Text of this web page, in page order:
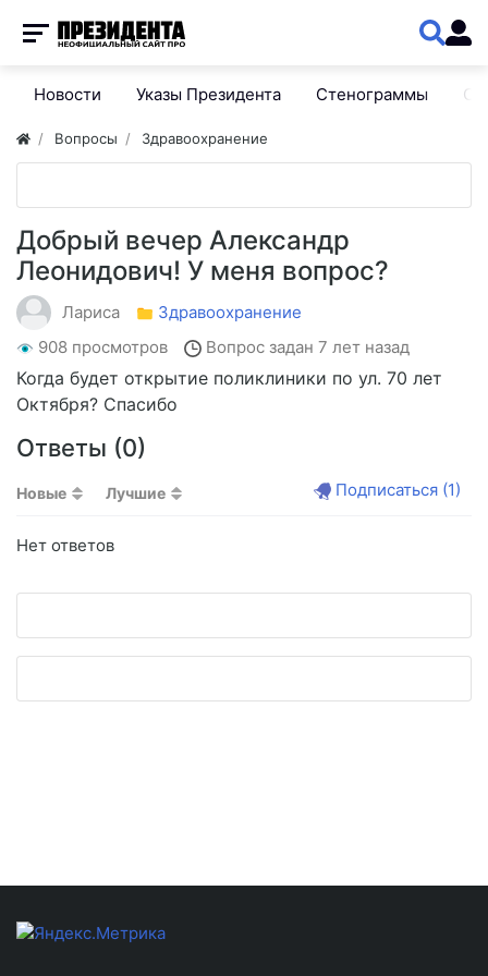
Новости Указы Президента Стенограммы
Вопросы Здравоохранение
Добрый вечер Александр
Леонидович! У меня вопрос?
Лариса
Здравоохранение
908 просмотров
Вопрос задан 7 лет назад
Когда будет открытие поликлиники по ул. 70 лет
Октября? Спасибо
Ответы (0)
Новые Лучшие Подписаться (1)
Нет ответов